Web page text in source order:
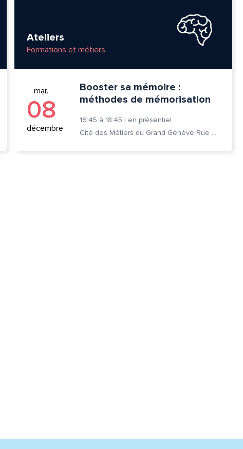
Ateliers
Formations et métiers
mar.
08
décembre
Booster sa mémoire :
méthodes de mémorisation
16:45 à 18:45 | en présentiel
Cité des Métiers du Grand Genève Rue Prévost-Martin 6 1205 Genève